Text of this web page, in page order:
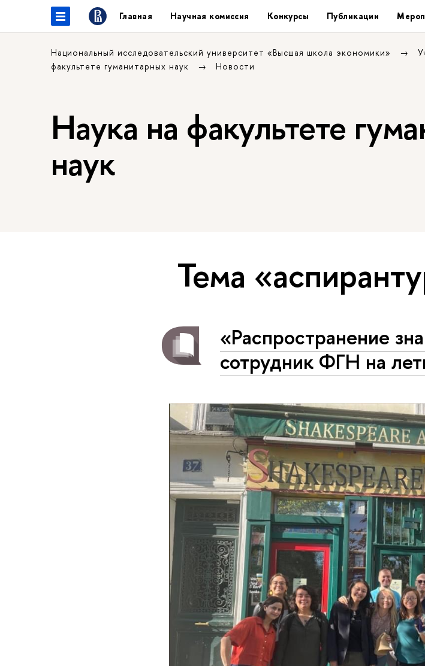
Главная Научная комиссия Конкурсы Публикации
Национальный исследовательский университет «Высшая школа экономики»
факультете гуманитарных наук
Новости
Наука на факультете
наук
Тема
«Распространение
сотрудник ФГН на